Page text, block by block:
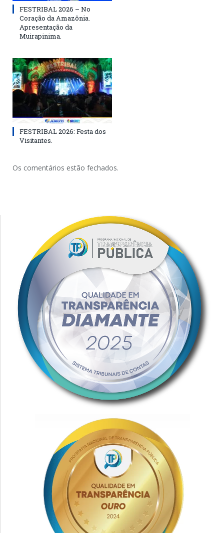
FESTRIBAL 2026 – No
Coração da Amazônia.
Apresentação da
Muirapinima.
FESTRIBAL 2026: Festa dos
Visitantes.
Os comentários estão fechados.